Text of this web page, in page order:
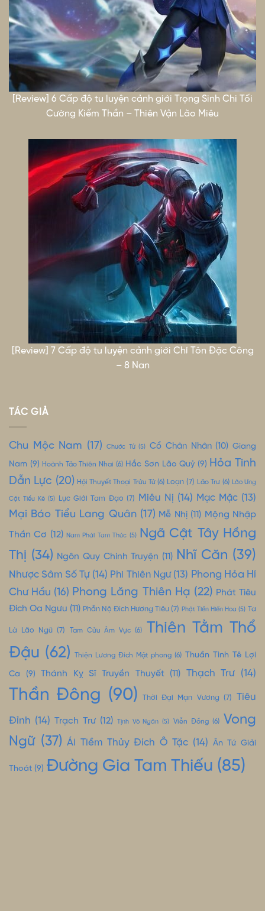
[Review] 6 Cấp độ tu luyện cảnh giới Trọng Sinh Chi Tối
Cường Kiếm Thần – Thiên Vận Lão Miêu
[Review] 7 Cấp độ tu luyện cảnh giới Chí Tôn Đặc Công
– 8 Nan
TÁC GIẢ
Chu Mộc Nam (17) Chước Tử(5) Cổ Chân Nhân(10) Giang
Nam (9) Hoành Tảo Thiên Nhai (6) Hắc Sơn Lão Quỷ (9) Hỏa Tinh
Dẫn Lực (20) Hội Thuyết Thoại Trửu Tử(6) Loạn (7) Lão Trư (6) Lão Ưng
Cật Tiểu Kê (5) Lục Giới Tam Đạo (7) Miêu Nị (14) Mạc Mặc (13)
Mại Báo Tiểu Lang Quân(17) Mễ Nhị(11) Mộng Nhập
Thần Cơ (12) Nam Phái Tam Thúc (5) Ngã Cật Tây Hồng
Thị (34) Ngôn Quy Chính Truyện (11) Nhĩ Căn (39)
Nhược Sâm Số Tự(14) Phi Thiên Ngư(13) Phong Hỏa Hí
Chư Hầu (16) Phong Lăng Thiên Hạ (22) Phát Tiêu
Đích Oa Ngưu (11) Phẫn Nộ Đích Hương Tiêu (7) Phật Tiền Hiến Hoa (5) Ta
Là Lão Ngũ(7) Tam Cửu Âm Vực (6)
Thiên Tằm Thổ
Đậu (62) Thiện Lương Đích Mật phong (6) Thuần Tình Tê Lợi
Ca (9) Thánh Kỵ Sĩ Truyền Thuyết(11) Thạch Trư (14)
Thần Đông (90) Thời Đại Mạn Vương (7) Tiêu
Đỉnh (14) Trạch Trư(12) Tịnh Vô Ngân (5) Viễn Đồng (6) Vong
Ngữ(37) Ái Tiềm Thủy Đích Ô Tặc (14) Ân Tứ Giải
Thoát (9) Đường Gia Tam Thiếu (85)